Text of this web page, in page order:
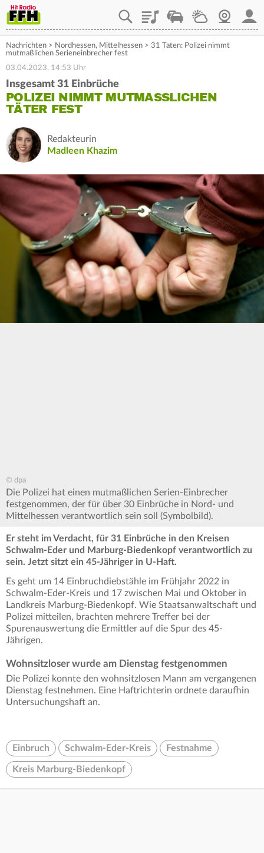
PlaylistStaupilotWetterWebcam
Nachrichten > Nordhessen, Mittelhessen > 31 Taten: Polizei nimmt
mutmaßlichen Serieneinbrecher fest
03.04.2023, 14:53 Uhr
Insgesamt 31 Einbrüche
POLIZEI NIMMT MUTMASSLICHEN T
ÄTER FEST
Redakteurin
Madleen Khazim
© dpa
Die Polizei hat einen mutmaßlichen Serien-Einbrecher
festgenommen, der für über 30 Einbrüche in Nord- und
Mittelhessen verantwortlich sein soll (Symbolbild).
Er steht im Verdacht, für 31 Einbrüche in den Kreisen
Schwalm-Eder und Marburg-Biedenkopf verantwortlich zu
sein. Jetzt sitzt ein 45-Jähriger in U-Haft.
Es geht um 14 Einbruchdiebstähle im Frühjahr 2022 in
Schwalm-Eder-Kreis und 17 zwischen Mai und Oktober in
Landkreis Marburg-Biedenkopf. Wie Staatsanwaltschaft und
Polizei mitteilen, brachten mehrere Treffer bei der
Spurenauswertung die Ermittler auf die Spur des 45-
Jährigen.
Wohnsitzloser wurde am Dienstag festgenommen
Die Polizei konnte den wohnsitzlosen Mann am vergangenen
Dienstag festnehmen. Eine Haftrichterin ordnete daraufhin
Untersuchungshaft an.
Einbruch Schwalm-Eder-Kreis Festnahme
Kreis Marburg-Biedenkopf